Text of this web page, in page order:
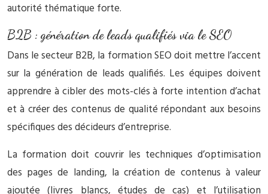
autorité thématique forte.
B2B : génération de leads qualifiés via le SEO
Dans le secteur B2B, la formation SEO doit mettre l’accent
sur la génération de leads qualifiés. Les équipes doivent
apprendre à cibler des mots-clés à forte intention d’achat
et à créer des contenus de qualité répondant aux besoins
spécifiques des décideurs d’entreprise.
La formation doit couvrir les techniques d’optimisation
des pages de landing, la création de contenus à valeur
ajoutée (livres blancs, études de cas) et l’utilisation